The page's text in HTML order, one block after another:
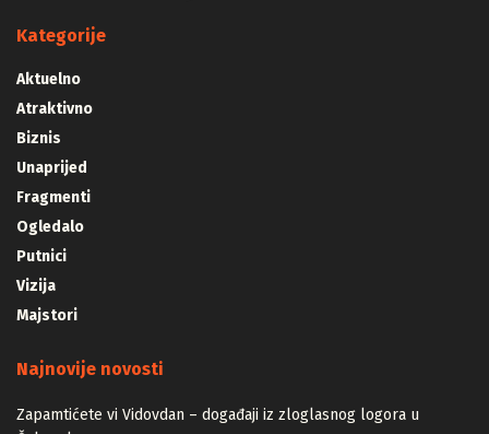
Kategorije
Aktuelno
Atraktivno
Biznis
Unaprijed
Fragmenti
Ogledalo
Putnici
Vizija
Majstori
Najnovije novosti
Zapamtićete vi Vidovdan – događaji iz zloglasnog logora u